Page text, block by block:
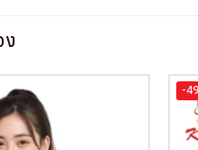
-